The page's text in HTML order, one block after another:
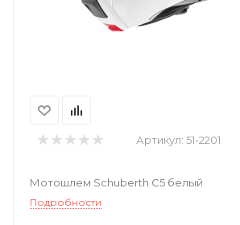
Артикул: 51-2201
Мотошлем Schuberth C5 белый
Подробности